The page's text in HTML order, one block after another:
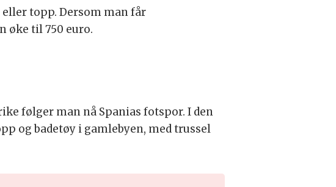
topp. Dersom man får
øke til 750 euro.
følger man nå Spanias fotspor. I den
og badetøy i gamlebyen, med trussel